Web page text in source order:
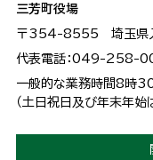
三芳町役場
〒354-8555 埼玉県
代表電話：049-258-
一般的な業務時間8時
（土日祝日及び年末年始